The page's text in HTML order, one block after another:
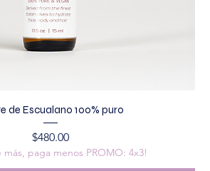
de Escualano 100% puro
Precio
$480.00
más, paga menos PROMO: 4x3!